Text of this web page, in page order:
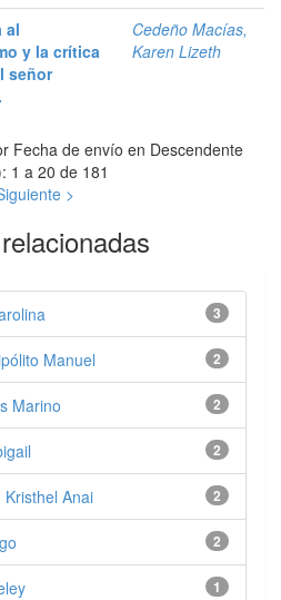
al
y la crítica
señor
Cedeño Macías,
Karen Lizeth
Fecha de envío en Descendente
1 a 20 de 181
>
3
2
Manuel
2
Marino
2
2
Anai
2
1